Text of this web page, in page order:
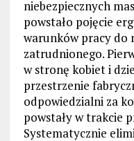
niebezpiecznych
powstało pojęcie
warunków pracy do
zatrudnionego.
w stronę kobiet i
przestrzenie
odpowiedzialni za
powstały w trakcie
Systematycznie